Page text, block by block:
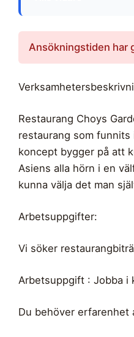
Ansökningstiden har
Restaurang Choys
restaurang som
koncept bygger på att
Asiens alla hörn i en
kunna välja det man
Arbetsuppgifter:
Vi söker
Arbetsuppgift : Jobba i
Du behöver erfarenhet